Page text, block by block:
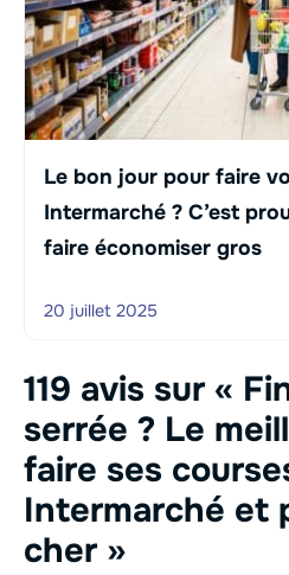
Le bon jour pour faire
Intermarché ? C’est
faire économiser gros
20 juillet 2025
119 avis sur «
serrée ? Le
faire ses
Intermarché et
cher »